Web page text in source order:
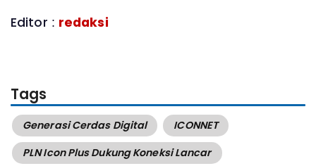
Editor : redaksi
Tags
Generasi Cerdas Digital
ICONNET
PLN Icon Plus Dukung Koneksi Lancar